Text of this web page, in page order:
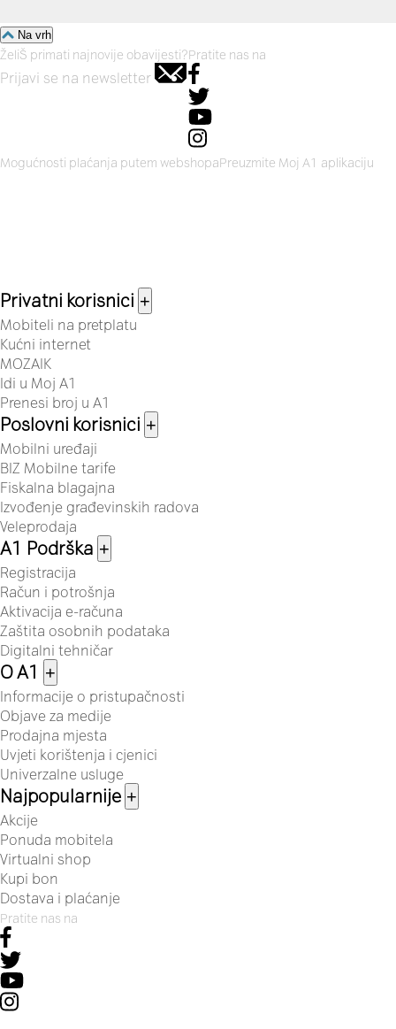
Na vrh
ŽeliŠ primati najnovije obavijesti?
Prijavi se na newsletter
Pratite nas na
Mogućnosti plaćanja putem webshopaPreuzmite Moj A1 aplikaciju
Privatni korisnici +
Mobiteli na pretplatu
Kućni internet
MOZAIK
Idi u Moj A1
Prenesi broj u A1
Poslovni korisnici +
Mobilni uređaji
BIZ Mobilne tarife
Fiskalna blagajna
Izvođenje građevinskih radova
Veleprodaja
A1 Podrška +
Registracija
Račun i potrošnja
Aktivacija e-računa
Zaštita osobnih podataka
Digitalni tehničar
O A1 +
Informacije o pristupačnosti
Objave za medije
Prodajna mjesta
Uvjeti korištenja i cjenici
Univerzalne usluge
Najpopularnije +
Akcije
Ponuda mobitela
Virtualni shop
Kupi bon
Dostava i plaćanje
Pratite nas na